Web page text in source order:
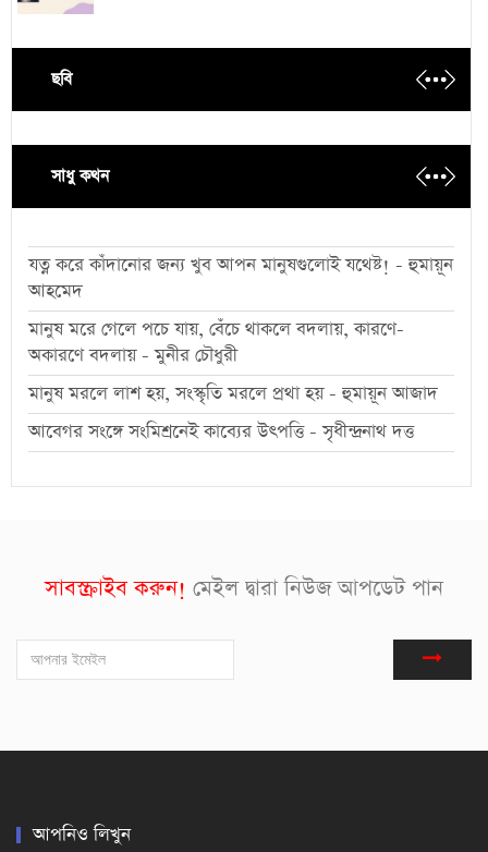
ছবি
সাধু কথন
যত্ন করে কাঁদানোর জন্য খুব আপন মানুষগুলোই যথেষ্ট! - হুমায়ূন
আহমেদ
মানুষ মরে গেলে পচে যায়, বেঁচে থাকলে বদলায়, কারণে-
অকারণে বদলায় - মুনীর চৌধুরী
মানুষ মরলে লাশ হয়, সংস্কৃতি মরলে প্রথা হয় - হুমায়ূন আজাদ
আবেগর সংঙ্গে সংমিশ্রনেই কাব্যের উৎপত্তি - সৃধীন্দ্রনাথ দত্ত
সাবস্ক্রাইব করুন! মেইল দ্বারা নিউজ আপডেট পান
আপনিও লিখুন